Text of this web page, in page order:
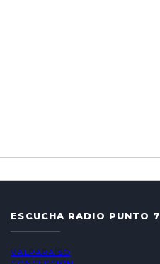
ESCUCHA RADIO PUNTO 7
VALPARAÍSO